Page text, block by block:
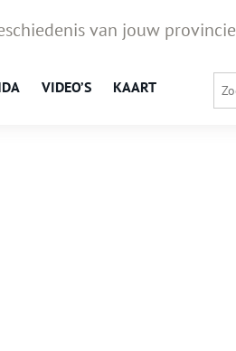
van jouw provincie
VIDEO’S KAART